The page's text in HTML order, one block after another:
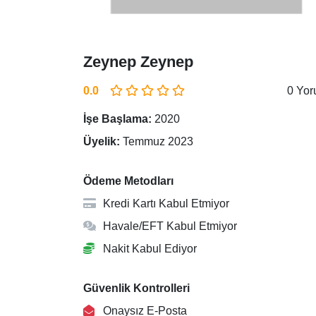
Zeynep Zeynep
0.0 0
İşe Başlama: 2020
Üyelik: Temmuz 2023
Ödeme Metodları
Kredi Kartı Kabul Etmiyor
Havale/EFT Kabul Etmiyor
Nakit Kabul Ediyor
Güvenlik Kontrolleri
Onaysız E-Posta